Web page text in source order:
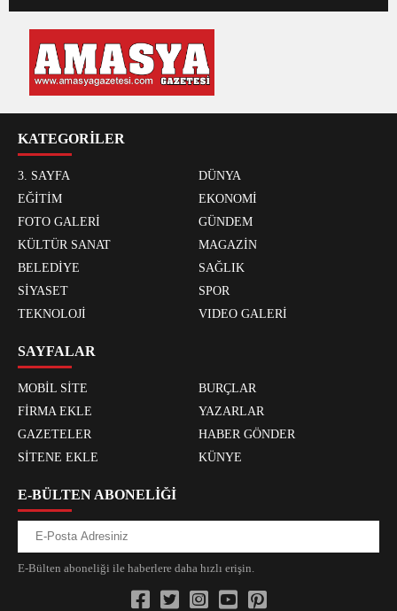
KATEGORİLER
3. SAYFA
DÜNYA
EĞİTİM
EKONOMİ
FOTO GALERİ
GÜNDEM
KÜLTÜR SANAT
MAGAZİN
BELEDİYE
SAĞLIK
SİYASET
SPOR
TEKNOLOJİ
VIDEO GALERİ
SAYFALAR
MOBİL SİTE
BURÇLAR
FİRMA EKLE
YAZARLAR
GAZETELER
HABER GÖNDER
SİTENE EKLE
KÜNYE
E-BÜLTEN ABONELİĞİ
E-Bülten aboneliği ile haberlere daha hızlı erişin.